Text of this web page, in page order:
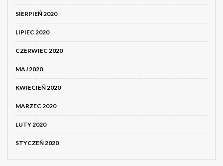
SIERPIEŃ 2020
LIPIEC 2020
CZERWIEC 2020
MAJ 2020
KWIECIEŃ 2020
MARZEC 2020
LUTY 2020
STYCZEŃ 2020